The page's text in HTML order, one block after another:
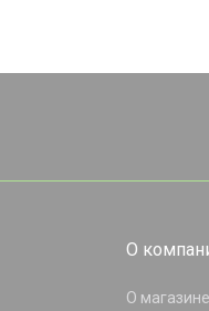
О
О магазине